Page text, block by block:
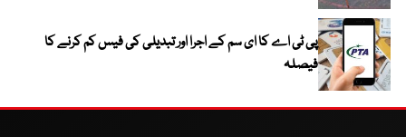
پی ٹی اے کا ای سم کے اجرا اور تبدیلی کی فیس کم کرنے کا
فیصلہ